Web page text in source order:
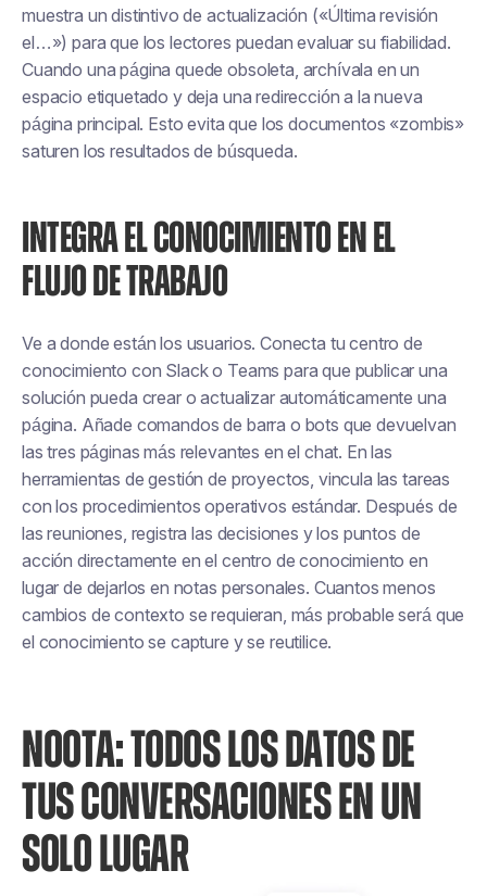
muestra un distintivo de actualización («Última revisión
el…») para que los lectores puedan evaluar su fiabilidad.
Cuando una página quede obsoleta, archívala en un
espacio etiquetado y deja una redirección a la nueva
página principal. Esto evita que los documentos «zombis»
saturen los resultados de búsqueda.
INTEGRA EL CONOCIMIENTO EN EL
FLUJO DE TRABAJO
Ve a donde están los usuarios. Conecta tu centro de
conocimiento con Slack o Teams para que publicar una
solución pueda crear o actualizar automáticamente una
página. Añade comandos de barra o bots que devuelvan
las tres páginas más relevantes en el chat. En las
herramientas de gestión de proyectos, vincula las tareas
con los procedimientos operativos estándar. Después de
las reuniones, registra las decisiones y los puntos de
acción directamente en el centro de conocimiento en
lugar de dejarlos en notas personales. Cuantos menos
cambios de contexto se requieran, más probable será que
el conocimiento se capture y se reutilice.
NOOTA: TODOS LOS DATOS DE
TUS CONVERSACIONES EN UN
SOLO LUGAR